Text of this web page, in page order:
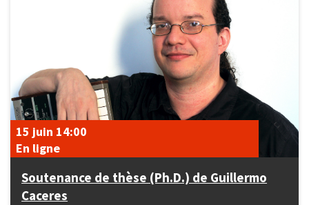
Soutenance de thèse (Ph.D.) de Guillermo
Caceres
15 juin 14:00
En ligne